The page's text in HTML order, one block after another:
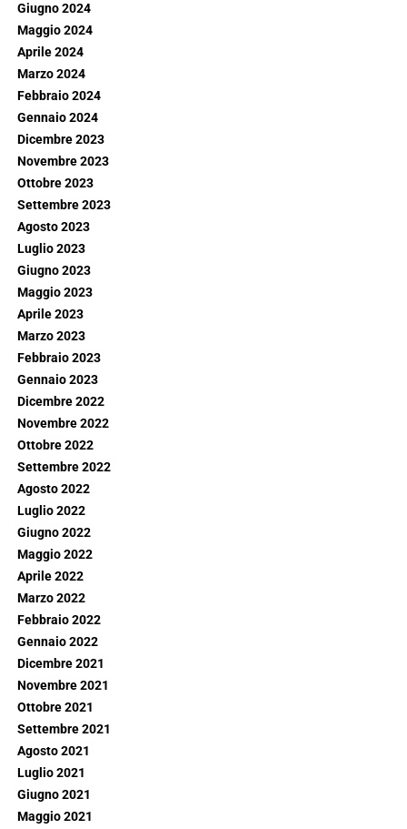
Giugno 2024
Maggio 2024
Aprile 2024
Marzo 2024
Febbraio 2024
Gennaio 2024
Dicembre 2023
Novembre 2023
Ottobre 2023
Settembre 2023
Agosto 2023
Luglio 2023
Giugno 2023
Maggio 2023
Aprile 2023
Marzo 2023
Febbraio 2023
Gennaio 2023
Dicembre 2022
Novembre 2022
Ottobre 2022
Settembre 2022
Agosto 2022
Luglio 2022
Giugno 2022
Maggio 2022
Aprile 2022
Marzo 2022
Febbraio 2022
Gennaio 2022
Dicembre 2021
Novembre 2021
Ottobre 2021
Settembre 2021
Agosto 2021
Luglio 2021
Giugno 2021
Maggio 2021